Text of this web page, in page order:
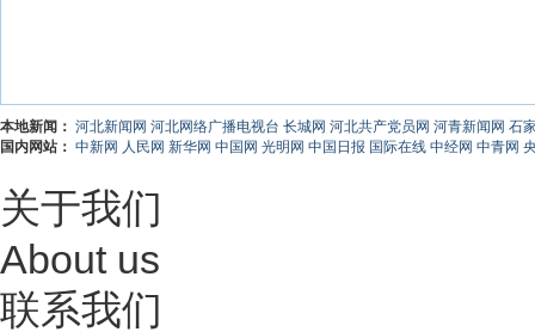
本地新闻： 河北新闻网 河北网络广播电视台 长城网 河北共产党员网 河青新闻网 石
国内网站： 中新网 人民网 新华网 中国网 光明网 中国日报 国际在线 中经网 中青网
关于我们
About us
联系我们